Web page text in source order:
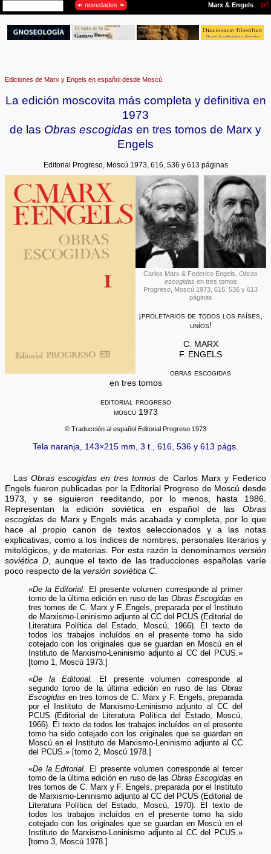
Ediciones de Marx y Engels en español desde Moscú
La edición moscovita más completa y definitiva en
1973
de las Obras escogidas en tres tomos de Marx y
Engels
Editorial Progreso, Moscú 1973, 616, 536 y 613 páginas
Carlos Marx & Federico Engels,Obras
escogidas en tres tomos
Progreso, Moscú 1973, 616, 536 y 613
páginas
¡proletarios de todos los países,
uníos!
C. MARX
F. ENGELS
obras escogidas
en tres tomos
editorial progreso
moscú 1973
© Traducción al español Editorial Progreso 1973
Tela naranja, 143×215 mm, 3 t., 616, 536 y 613 págs.
Las Obras escogidas en tres tomos de Carlos Marx y Federico
Engels fueron publicadas por la Editorial Progreso de Moscú desde
1973, y se siguieron reeditando, por lo menos, hasta 1986.
Representan la edición soviética en español de las Obras
escogidas de Marx y Engels más acabada y completa, por lo que
hace al propio canon de textos seleccionados y a las notas
explicativas, como a los índices de nombres, personales literarios y
mitológicos, y de materias. Por esta razón la denominamos versión
soviética D, aunque el texto de las traducciones españolas varíe
poco respecto de laversión soviética C.
«De la Editorial.
El presente volumen corresponde al primer
tomo de la última edición en ruso de las Obras Escogidas en
tres tomos de C. Marx y F. Engels, preparada por el Instituto
de Marxismo-Leninismo adjunto al CC del PCUS (Editorial de
Literatura Política del Estado, Moscú, 1966). El texto de
todos los trabajos incluídos en el presente tomo ha sido
cotejado con los originales que se guardan en Moscú en el
Instituto de Marxismo-Leninismo adjunto al CC del PCUS.»
[tomo 1, Moscú 1973.]
«De la Editorial.
El presente volumen corresponde al
segundo tomo de la última edición en ruso de lasObras
Escogidas en tres tomos de C. Marx y F. Engels, preparada
por el Instituto de Marxismo-Leninismo adjunto al CC del
PCUS (Editorial de Literatura Política del Estado, Moscú,
1966). El texto de todos los trabajos incluídos en el presente
tomo ha sido cotejado con los originales que se guardan en
Moscú en el Instituto de Marxismo-Leninismo adjunto al CC
del PCUS.» [tomo 2, Moscú 1978.]
«De la Editorial.
El presente volumen corresponde al tercer
tomo de la última edición en ruso de las Obras Escogidas en
tres tomos de C. Marx y F. Engels, preparada por el Instituto
de Marxismo-Leninismo adjunto al CC del PCUS (Editorial de
Literatura Política del Estado, Moscú, 1970). El texto de
todos los trabajos incluídos en el presente tomo ha sido
cotejado con los originales que se guardan en Moscú en el
Instituto de Marxismo-Leninismo adjunto al CC del PCUS.»
[tomo 3, Moscú 1978.]